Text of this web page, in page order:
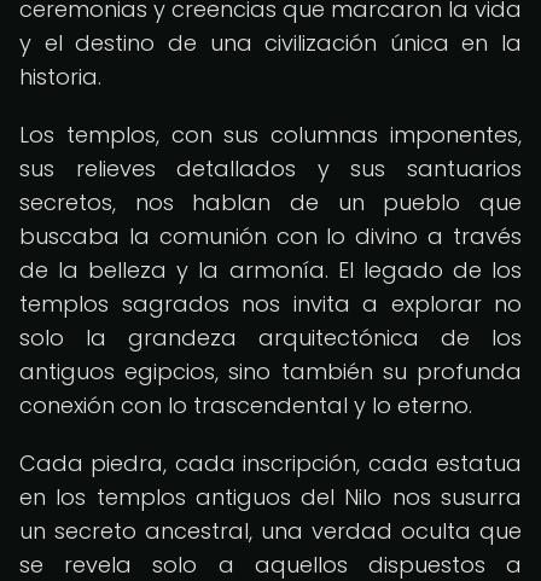
ceremonias y creencias que marcaron la vida
y el destino de una civilización única en la
historia.
Los templos, con sus columnas imponentes,
sus relieves detallados y sus santuarios
secretos, nos hablan de un pueblo que
buscaba la comunión con lo divino a través
de la belleza y la armonía. El legado de los
templos sagrados nos invita a explorar no
solo la grandeza arquitectónica de los
antiguos egipcios, sino también su profunda
conexión con lo trascendental y lo eterno.
Cada piedra, cada inscripción, cada estatua
en los templos antiguos del Nilo nos susurra
un secreto ancestral, una verdad oculta que
se revela solo a aquellos dispuestos a